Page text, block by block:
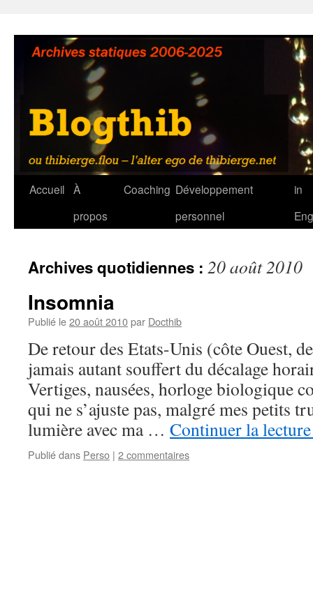
contenu
Accueil À
propos
Coaching Développement
personnel
in
Archives quotidiennes : 20 août 2010
Insomnia
Publié le20 août 2010par Docthib
De retour des Etats-Unis (côte Ouest,
jamais autant souffert du décalage
Vertiges, nausées, horloge biologique
qui ne s’ajuste pas, malgré mes petits
lumière avec ma … Continuer la
Publié dans Perso | 2 commentaires